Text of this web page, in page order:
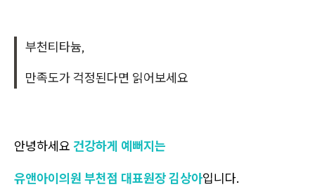
부천티타늄,
만족도가 걱정된다면 읽어보세요
안녕하세요 건강하게 예뻐지는
유앤아이의원 부천점 대표원장 김상아입니다.